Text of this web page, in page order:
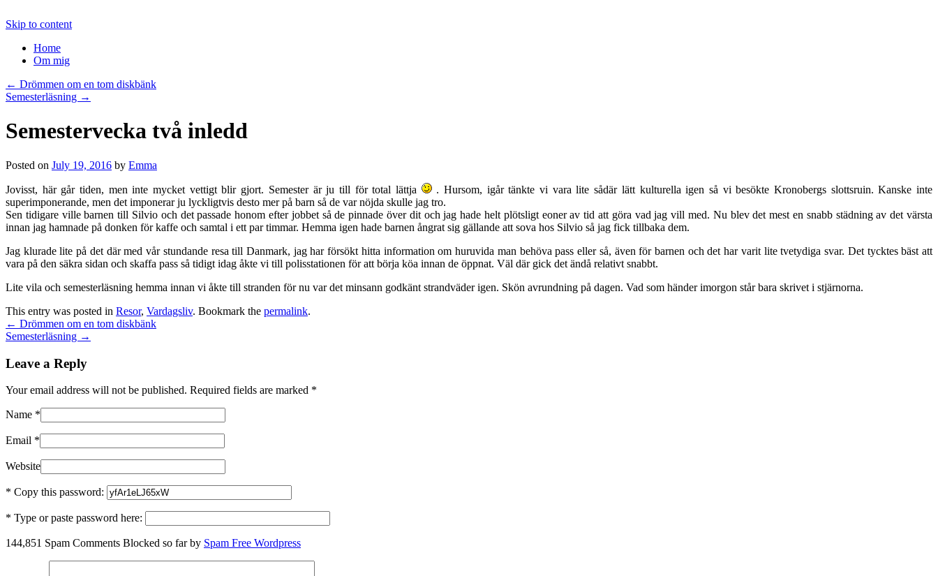
Skip to content
Home
Om mig
← Drömmen om en tom diskbänk
Semesterläsning →
Semestervecka två inledd
Posted on July 19, 2016 by Emma
Jovisst, här går tiden, men inte mycket vettigt blir gjort. Semester är ju till för total lättja
. Hursom, igår tänkte vi vara lite sådär lätt kulturella igen så vi besökte Kronobergs slottsruin. Kanske inte
superimponerande, men det imponerar ju lyckligtvis desto mer på barn så de var nöjda skulle jag tro.
Sen tidigare ville barnen till Silvio och det passade honom efter jobbet så de pinnade över dit och jag hade helt plötsligt eoner av tid att göra vad jag vill med. Nu blev det mest en snabb städning av det värsta
innan jag hamnade på donken för kaffe och samtal i ett par timmar. Hemma igen hade barnen ångrat sig gällande att sova hos Silvio så jag fick tillbaka dem.
Jag klurade lite på det där med vår stundande resa till Danmark, jag har försökt hitta information om huruvida man behöva pass eller så, även för barnen och det har varit lite tvetydiga svar. Det tycktes bäst att
vara på den säkra sidan och skaffa pass så tidigt idag åkte vi till polisstationen för att börja köa innan de öppnat. Väl där gick det ändå relativt snabbt.
Lite vila och semesterläsning hemma innan vi åkte till stranden för nu var det minsann godkänt strandväder igen. Skön avrundning på dagen. Vad som händer imorgon står bara skrivet i stjärnorna.
This entry was posted in Resor, Vardagsliv. Bookmark the permalink.
← Drömmen om en tom diskbänk
Semesterläsning →
Leave a Reply
Your email address will not be published. Required fields are marked *
Name *
Email *
Website
* Copy this password:
* Type or paste password here:
144,851 Spam Comments Blocked so far by Spam Free Wordpress